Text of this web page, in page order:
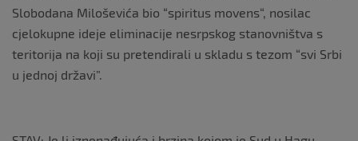
Slobodana Miloševića bio “spiritus movens“, nosilac
cjelokupne ideje eliminacije nesrpskog stanovništva s
teritorija na koji su pretendirali u skladu s tezom “svi Srbi
u jednoj državi”.